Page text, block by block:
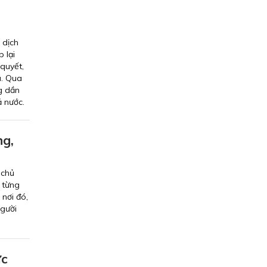
lại
Qua
dần
nước.
đó,